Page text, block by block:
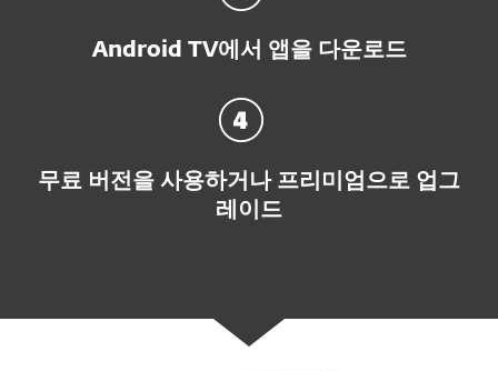
Android TV에서 앱을 다운로드
무료 버전을 사용하거나 프리미엄으로 업그
레이드